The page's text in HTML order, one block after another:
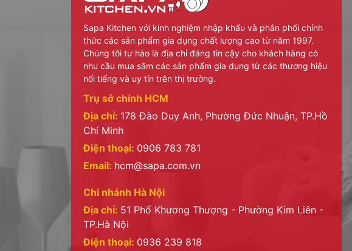
Sapa Kitchen với kinh nghiệm nhập khẩu và phân phối chính
thức các sản phẩm gia dụng chất lượng cao từ năm 1997.
Chúng tôi tự hào là địa chỉ đáng tin cậy cho khách hàng có
nhu cầu mua sắm các sản phẩm gia dụng từ các thương hiệu
nổi tiếng và uy tín trên thị trường.
Trụ sở chính HCM
Địa chỉ: 178 Đào Duy Anh, Phường Đức Nhuận, TP.Hồ
Chí Minh
Điện thoại: 0906 783 781
Email: hcm@sapa.com.vn
Chi nhánh Hà Nội
Địa chỉ: 51 Phố Khương Thượng - Phường Kim Liên -
TP.Hà Nội
Điện thoại: 0936 239 818